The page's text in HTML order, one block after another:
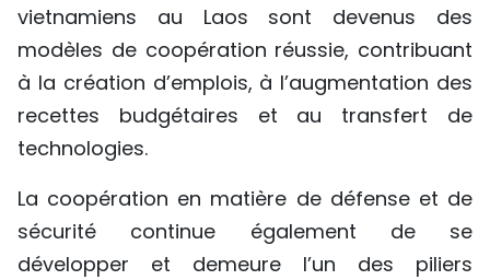
vietnamiens au Laos sont devenus des
modèles de coopération réussie, contribuant
à la création d’emplois, à l’augmentation des
recettes budgétaires et au transfert de
technologies.
La coopération en matière de défense et de
sécurité continue également de se
développer et demeure l’un des piliers